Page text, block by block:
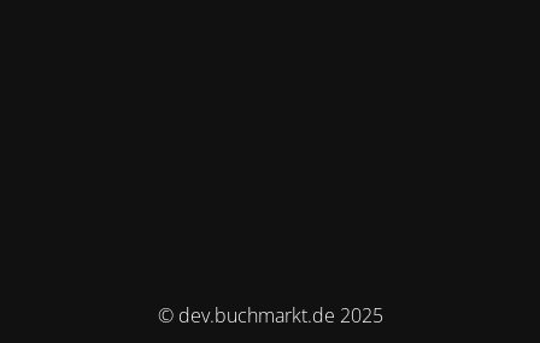
© dev.buchmarkt.de 2025